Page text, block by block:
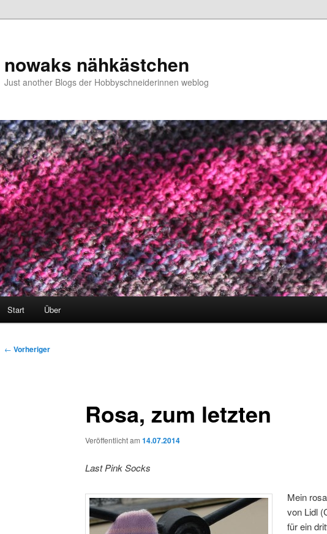
nowaks nähkästchen
Just another Blogs der Hobbyschneiderinnen weblog
Start Über
Beitragsnavigation
← Vorheriger
Rosa, zum letzten
Veröffentlicht am 14.07.2014
Last Pink Socks
Mein
von Lidl
für ein